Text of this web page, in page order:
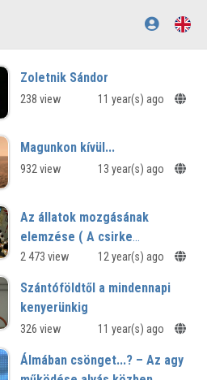
Zoletnik Sándor
238 view 11 year(s) ago
Magunkon kívül...
932 view 13 year(s) ago
Az állatok mozgásának
elemzése ( A csirke
kikelésétől a Spanyol
2 473 view 12 year(s) ago
Szántóföldtől a mindennapi
kenyerünkig
326 view 11 year(s) ago
Álmában csönget...? – Az agy